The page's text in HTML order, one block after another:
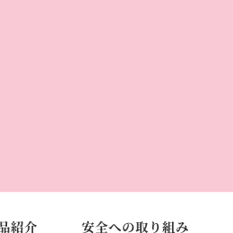
紹介 安全への取り組み